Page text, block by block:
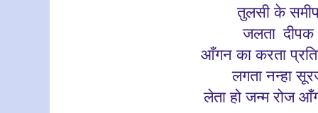
तुलसी के
जलता दीपक
आँगन का करता
लगता नन्हा
लेता हो जन्म रोज